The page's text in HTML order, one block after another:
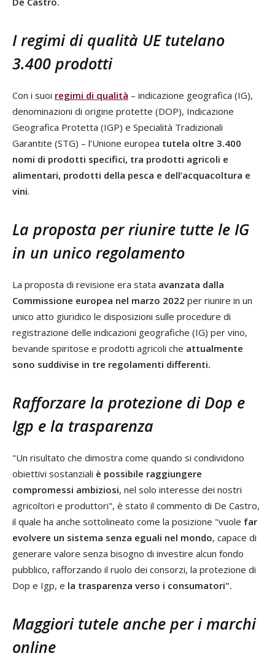
I regimi di qualità UE tutelano
3.400 prodotti
Con i suoi regimi di qualità – indicazione geografica (IG),
denominazioni di origine protette (DOP), Indicazione
Geografica Protetta (IGP) e Specialità Tradizionali
Garantite (STG) – l’Unione europea tutela oltre 3.400
nomi di prodotti specifici, tra prodotti agricoli e
alimentari, prodotti della pesca e dell’acquacoltura e
vini.
La proposta per riunire tutte le IG
in un unico regolamento
La proposta di revisione era stata avanzata dalla
Commissione europea nel marzo 2022 per riunire in un
unico atto giuridico le disposizioni sulle procedure di
registrazione delle indicazioni geografiche (IG) per vino,
bevande spiritose e prodotti agricoli che attualmente
sono suddivise in tre regolamenti differenti.
Rafforzare la protezione di Dop e
Igp e la trasparenza
"Un risultato che dimostra come quando si condividono
obiettivi sostanziali è possibile raggiungere
compromessi ambiziosi, nel solo interesse dei nostri
agricoltori e produttori", è stato il commento di De Castro,
il quale ha anche sottolineato come la posizione "vuole far
evolvere un sistema senza eguali nel mondo, capace di
generare valore senza bisogno di investire alcun fondo
pubblico, rafforzando il ruolo dei consorzi, la protezione di
Dop e Igp, e la trasparenza verso i consumatori".
Maggiori tutele anche per i marchi
online